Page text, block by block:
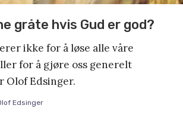
gråte hvis Gud er god?
ikke for å løse alle våre
for å gjøre oss generelt
Olof Edsinger.
Edsinger